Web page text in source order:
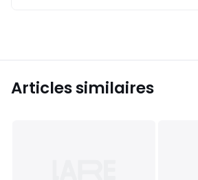
Articles similaires